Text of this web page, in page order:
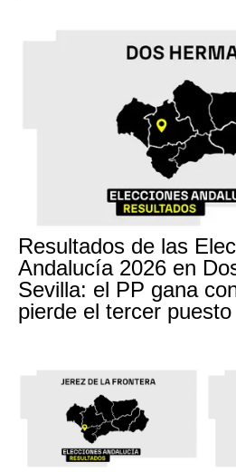
Resultados de las
Andalucía 2026 en
Sevilla: el PP gana
pierde el tercer puesto